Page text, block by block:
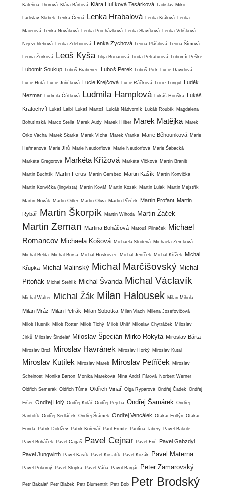
Kateřina Thorová Klára Bártová Klára Hulíková Tesárková Ladislav Miko
Ladislav Skrbek Lenka Černá Lenka Hrabalová Lenka Králová Lenka
Maierová Lenka Nováková Lenka Procházková Lenka Slavíková Lenka Vrtišková
Nejezchlebová Lenka Zdeborová Lenka Zychová Leona Plášilová Leona Šímová
Leona Žůrková Leoš Kyša Lilija Burianová Linda Petraturová Lubomír Peške
Lubomír Soukup Luboš Brabenec Luboš Perek Luboš Pick Lucie Davidová
Lucie Hrdá Lucie Juřičková Lucie Krejčová Lucie Ráčková Lucie Tungul Luděk
Nezmar Ludmila Čírtková Ludmila Hamplová Lukáš Houška Lukáš
Kratochvíl Lukáš Laibl Lukáš Martoš Lukáš Nádvorník Lukáš Roubík Magdalena
Bohutínská Marco Stella Marek Audy Marek Hilšer Marek Matějka Marek
Orko Vácha Marek Skarka Marek Vícha Marek Vranka Marie Běhounková Marie
Heřmanová Marie Jírů Marie Neudorflová Marie Neudorfová Marie Šabacká
Markéta Gregorová Markéta Křížová Markéta Vlčková Martin Braniš
Martin Buchtík Martin Ferus Martin Gembec Martin Kašík Martin Konvička
Martin Konvička (lingvista) Martin Kovář Martin Kozák Martin Lulák Martin Mejstřík
Martin Novák Martin Odler Martin Oliva Martin Přeček Martin Profant Martin
Rybář Martin Škorpík Martin Wihoda Martin Žáček
Martin Zeman Martina Boháčová Matouš Pilnáček
Michael
Romancov Michaela Košová Michaela Studená Michaela Zemková
Michal Belda Michal Bursa Michal Hoskovec Michal Jeníček Michal Křížek Michal
Křupka Michal Malinský Michal Marčišovský Michal
Pitoňák
Michal Stehlík Michal Švanda Michal Václavík
Michal Walter Michal Žák Milan Halousek Milan Mihola
Milan Mráz Milan Petrák Milan Sobotka Milan Vlach Milena Josefovičová
Miloš Husník Miloš Rotter Miloš Tichý Miloš Uhlíř Miloslav Chytráček Miloslav
Jirků Miloslav Šindelář Miloslav Špecián Mirko Rokyta Miroslav Bárta
Miroslav Brož Miroslav Havránek Miroslav Horký Miroslav Kutal
Miroslav Kutílek Miroslav Mareš Miroslav Petříček Miroslav
Scheinost Monika Barton Monika Mareková Nina Andrš Fárová Norbert Werner
Oldřich Semerák Oldřich Tůma Oldřich Vinař Olga Ryparová Ondřej Čadek Ondřej
Fišer Ondřej Holý Ondřej Kolář Ondřej Pejcha Ondřej Šamárek Ondřej
Santolík Ondřej Sedláček Ondřej Šrámek Ondřej Vencálek Otakar Foltýn Otakar
Funda Patrik Doldžev Patrik Kořenář Paul Ermite Paulína Tabery Pavel Bakule
Pavel Boháček Pavel Cagaš Pavel Cejnar Pavel Frič Pavel Gabzdyl
Pavel Jungwirth Pavel Kasík Pavel Kosatík Pavel Kozák Pavel Materna
Pavel Pokorný Pavel Stopka Pavel Váňa Pavol Bargár Peter Zamarovský
Petr Bakalář Petr Blažek Petr Blumentrit Petr Bob Petr Brodský